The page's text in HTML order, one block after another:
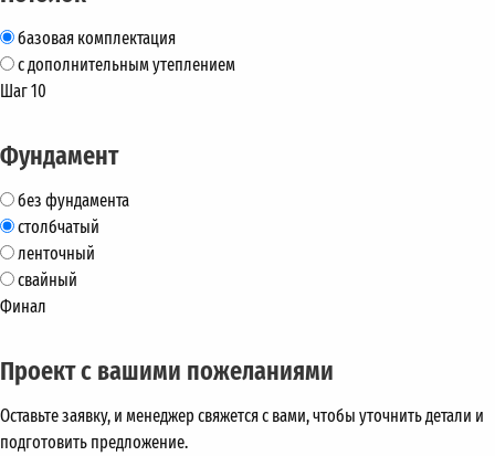
базовая комплектация
с дополнительным утеплением
Шаг 10
Фундамент
без фундамента
столбчатый
ленточный
свайный
Финал
Проект с вашими пожеланиями
Оставьте заявку, и менеджер свяжется с вами, чтобы уточнить детали и
подготовить предложение.